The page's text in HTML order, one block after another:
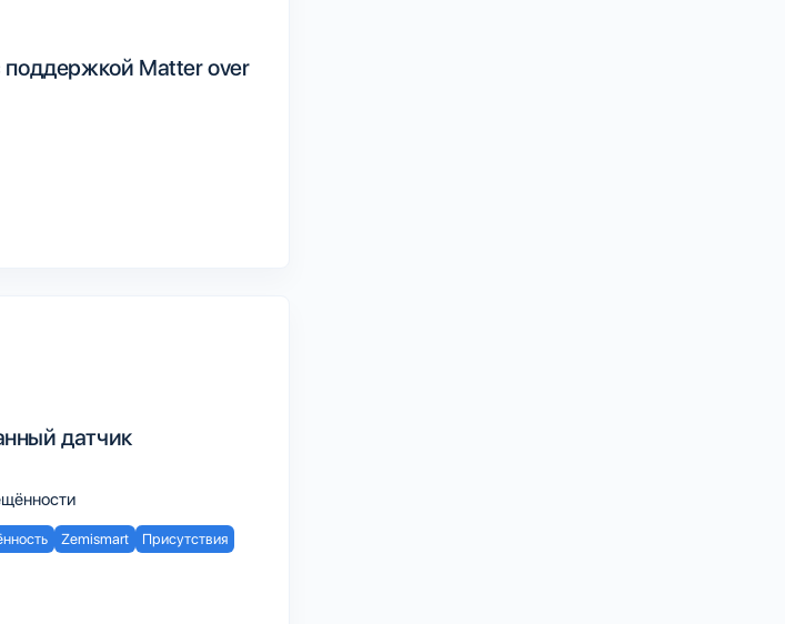
поддержкой Matter over
датчик
Zemismart Присутствия